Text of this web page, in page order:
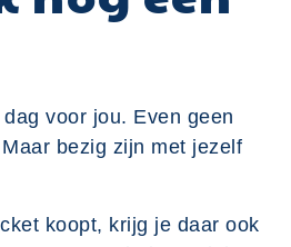
voor jou. Even geen
bezig zijn met jezelf
koopt, krijg je daar ook